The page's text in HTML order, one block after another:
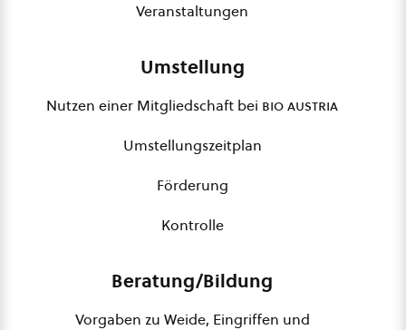
Veranstaltungen
Umstellung
Nutzen einer Mitgliedschaft bei bio austria
Umstellungszeitplan
Förderung
Kontrolle
Beratung/Bildung
Vorgaben zu Weide, Eingriffen und